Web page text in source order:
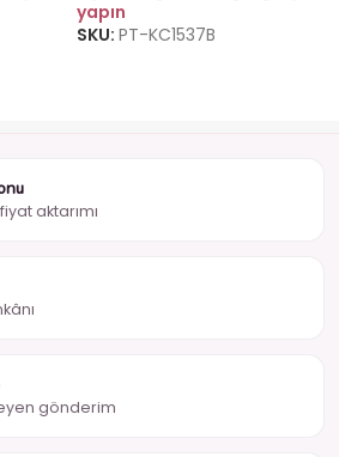
yapın
SKU: PT-KC1537B
aktarımı
gönderim